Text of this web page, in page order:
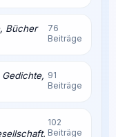
Bücher
76
Beiträge
91
Beiträge
102
Beiträge